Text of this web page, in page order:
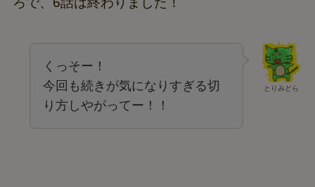
とりみどら
くっそー！
今回も続きが気になりすぎる切
り方しやがってー！！